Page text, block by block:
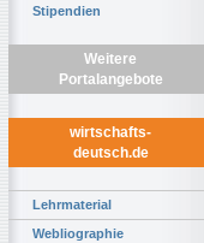
Stipendien
Weitere
Portalangebote
wirtschafts-
deutsch.de
Lehrmaterial
Webliographie